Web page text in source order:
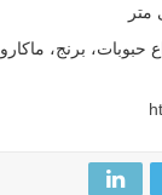
حبوبات، برنج،